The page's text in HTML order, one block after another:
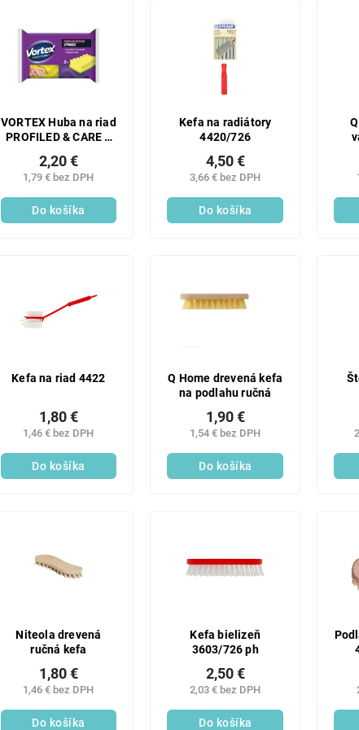
VORTEX Huba na riad
PROFILED & CARE 2
1,79 € bez DPH
2,20 €
Do košíka
Kefa na radiátory
4420/726
3,66 € bez DPH
4,50 €
Do košíka
Kefa na riad 4422
1,46 € bez DPH
1,80 €
Do košíka
Q Home drevená kefa
na podlahu ručná
1,54 € bez DPH
1,90 €
Do košíka
Niteola drevená
ručná kefa
1,46 € bez DPH
1,80 €
Do košíka
Kefa bielizeň
3603/726 ph
2,03 € bez DPH
2,50 €
Do košíka